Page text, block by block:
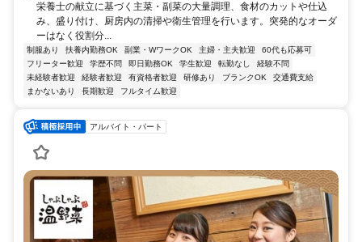
栄養士の献立に基づく主菜・副菜の大量調理、食材のカットや仕込
み、盛り付け、厨房内の清掃や衛生管理を行います。突発的なオーダ
ーはなく役割分...
制服あり 扶養内勤務OK 副業・WワークOK 主婦・主夫歓迎
60代も応募可
フリーター歓迎
学歴不問 即日勤務OK 学生歓迎 転勤なし
経験不問
未経験者歓迎
経験者歓迎 有資格者歓迎 研修あり ブランクOK
交通費支給
まかないあり
長期歓迎 フルタイム歓迎
アルバイト・パート